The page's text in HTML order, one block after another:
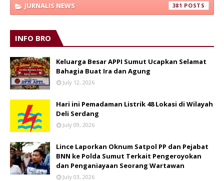
JURNALIS NEWS 381
INFO BRO
Keluarga Besar APPI Sumut Ucapkan Selamat
Bahagia Buat Ira dan Agung
July 12, 2026
Hari ini Pemadaman Listrik 48 Lokasi di Wilayah
Deli Serdang
July 09, 2026
Lince Laporkan Oknum Satpol PP dan Pejabat
BNN ke Polda Sumut Terkait Pengeroyokan
dan Penganiayaan Seorang Wartawan
July 03, 2026